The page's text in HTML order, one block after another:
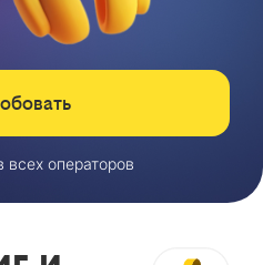
всех операторов